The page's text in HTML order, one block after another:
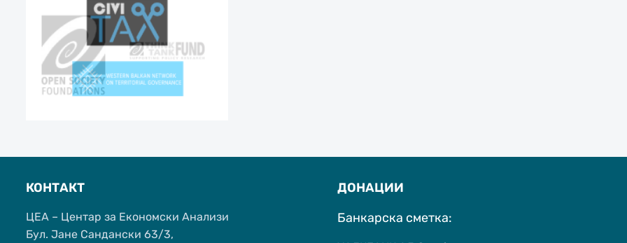
КОНТАКТ
ЦЕА – Центар за Економски Анализи
Бул. Јане Сандански 63/3,
ДОНАЦИИ
Банкарска сметка: